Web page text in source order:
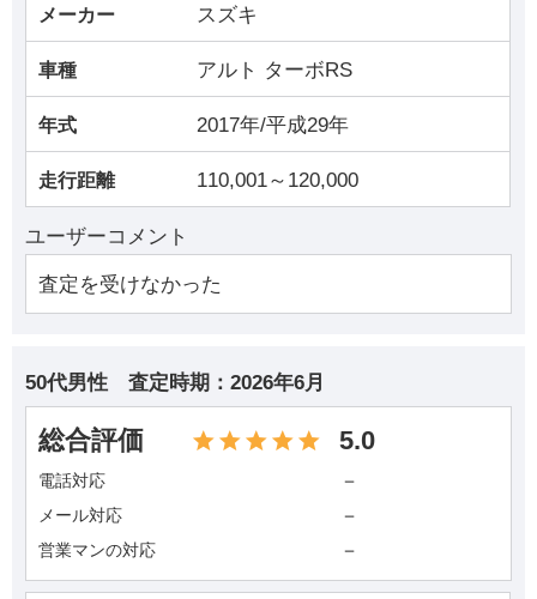
メーカー スズキ
車種 アルト ターボRS
年式 2017年/平成29年
走行距離 110,001～120,000
ユーザーコメント
査定を受けなかった
50代男性 査定時期： 2026年6月
総合評価 5.0
電話対応 －
メール対応 －
営業マンの対応 －